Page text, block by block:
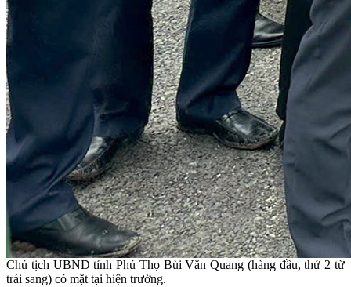
Chủ tịch UBND tỉnh Phú Thọ Bùi Văn Quang (hàng đầu, thứ 2 từ
trái sang) có mặt tại hiện trường.